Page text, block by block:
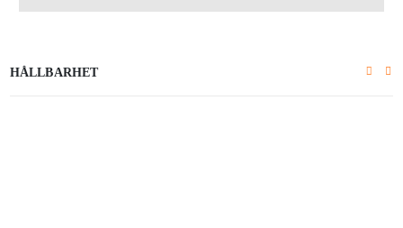
HÅLLBARHET